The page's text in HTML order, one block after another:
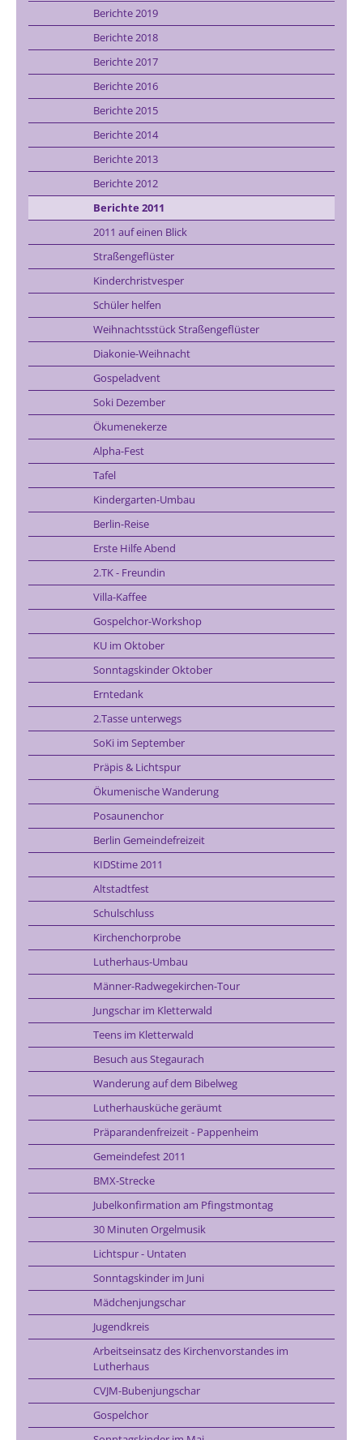
Berichte 2019
Berichte 2018
Berichte 2017
Berichte 2016
Berichte 2015
Berichte 2014
Berichte 2013
Berichte 2012
Berichte 2011
2011 auf einen Blick
Straßengeflüster
Kinderchristvesper
Schüler helfen
Weihnachtsstück Straßengeflüster
Diakonie-Weihnacht
Gospeladvent
Soki Dezember
Ökumenekerze
Alpha-Fest
Tafel
Kindergarten-Umbau
Berlin-Reise
Erste Hilfe Abend
2.TK - Freundin
Villa-Kaffee
Gospelchor-Workshop
KU im Oktober
Sonntagskinder Oktober
Erntedank
2.Tasse unterwegs
SoKi im September
Präpis & Lichtspur
Ökumenische Wanderung
Posaunenchor
Berlin Gemeindefreizeit
KIDStime 2011
Altstadtfest
Schulschluss
Kirchenchorprobe
Lutherhaus-Umbau
Männer-Radwegekirchen-Tour
Jungschar im Kletterwald
Teens im Kletterwald
Besuch aus Stegaurach
Wanderung auf dem Bibelweg
Lutherhausküche geräumt
Präparandenfreizeit - Pappenheim
Gemeindefest 2011
BMX-Strecke
Jubelkonfirmation am Pfingstmontag
30 Minuten Orgelmusik
Lichtspur - Untaten
Sonntagskinder im Juni
Mädchenjungschar
Jugendkreis
Arbeitseinsatz des Kirchenvorstandes im
Lutherhaus
CVJM-Bubenjungschar
Gospelchor